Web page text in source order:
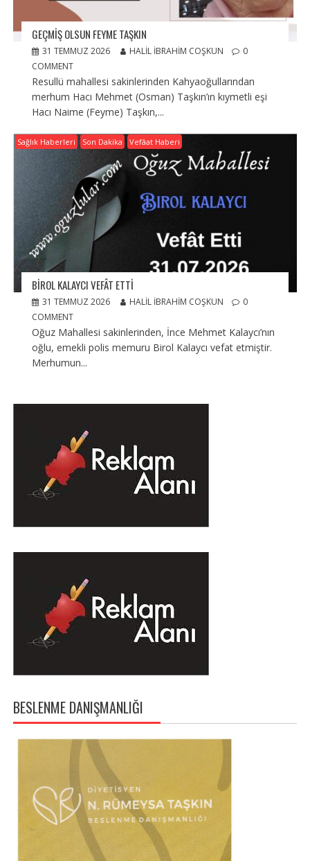
GEÇMIŞ OLSUN FEYME TAŞKIN
31 TEMMUZ 2026 HALIL İBRAHIM COŞKUN
0
COMMENT
Resullü mahallesi sakinlerinden Kahyaoğullarından
merhum Hacı Mehmet (Osman) Taşkın’ın kıymetli eşi
Hacı Naime (Feyme) Taşkın,...
Sağlık Haberleri Son Dakika Vefâat Haberi
BIROL KALAYCI VEFÂT ETTI
31 TEMMUZ 2026 HALIL İBRAHIM COŞKUN
0
COMMENT
Oğuz Mahallesi sakinlerinden, İnce Mehmet Kalaycı’nın
oğlu, emekli polis memuru Birol Kalaycı vefat etmiştir.
Merhumun...
BESLENME DANIŞMANLIĞI